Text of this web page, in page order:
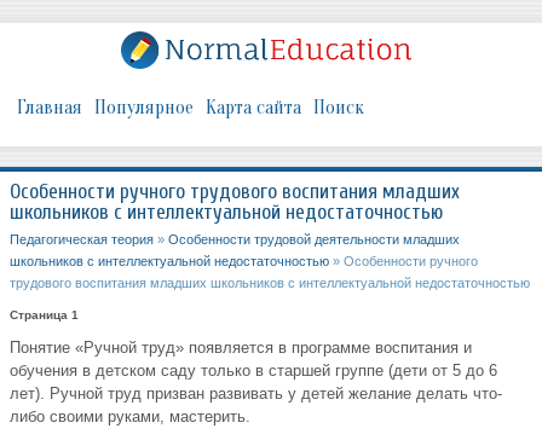
Главная Популярное Карта сайта Поиск
Особенности ручного трудового воспитания младших
школьников с интеллектуальной недостаточностью
Педагогическая теория » Особенности трудовой деятельности младших
школьников с интеллектуальной недостаточностью » Особенности ручного
трудового воспитания младших школьников с интеллектуальной недостаточностью
Страница 1
Понятие «Ручной труд» появляется в программе воспитания и
обучения в детском саду только в старшей группе (дети от 5 до 6
лет). Ручной труд призван развивать у детей желание делать что-
либо своими руками, мастерить.